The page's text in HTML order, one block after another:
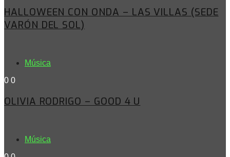
HALLOWEEN CON ONDA – LAS VILLAS (SEDE
VARÓN DEL SOL)
Música
0 0
OLIVIA RODRIGO – GOOD 4 U
Música